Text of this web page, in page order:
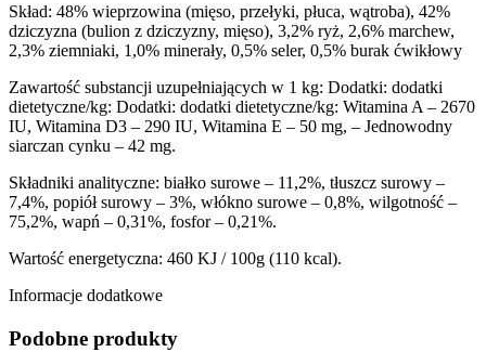
Skład: 48% wieprzowina (mięso, przełyki, płuca, wątroba), 42%
dziczyzna (bulion z dziczyzny, mięso), 3,2% ryż, 2,6% marchew,
2,3% ziemniaki, 1,0% minerały, 0,5% seler, 0,5% burak ćwikłowy
Zawartość substancji uzupełniających w 1 kg: Dodatki: dodatki
dietetyczne/kg: Dodatki: dodatki dietetyczne/kg: Witamina A – 2670
IU, Witamina D3 – 290 IU, Witamina E – 50 mg, – Jednowodny
siarczan cynku – 42 mg.
Składniki analityczne: białko surowe – 11,2%, tłuszcz surowy –
7,4%, popiół surowy – 3%, włókno surowe – 0,8%, wilgotność –
75,2%, wapń – 0,31%, fosfor – 0,21%.
Wartość energetyczna: 460 KJ / 100g (110 kcal).
Informacje dodatkowe
Podobne produkty